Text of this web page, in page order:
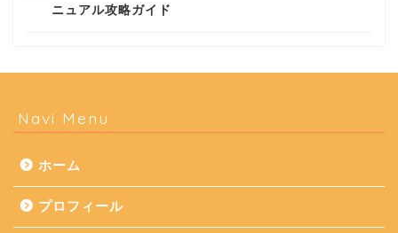
ニュアル攻略ガイド
Navi Menu
ホーム
プロフィール